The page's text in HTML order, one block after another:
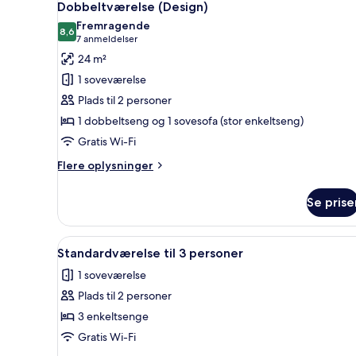
alle
billeder
af
Dobbeltværelse
(Design)
5
Dobbeltværelse (Design)
8,68,6 ud af 10
Fremragende
7 anmeldelser
(7
anmeldelser)
24 m²
1 soveværelse
Plads til 2 personer
1 dobbeltseng og 1 sovesofa (stor enkeltseng)
Gratis Wi-Fi
Flere oplysninger
Flere
(Design)
Se
Indlæs
alle
billeder
af
Standardværelse
til
Et hotelværelse med en stor
5
Standardværelse til 3 personer
1 soveværelse
Plads til 2 personer
3 enkeltsenge
Gratis Wi-Fi